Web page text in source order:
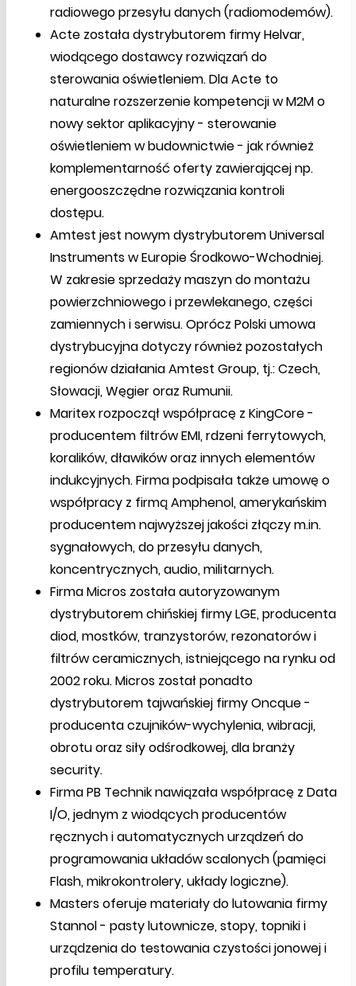
radiowego przesyłu danych (radiomodemów).
Acte została dystrybutorem firmy Helvar,
wiodącego dostawcy rozwiązań do
sterowania oświetleniem. Dla Acte to
naturalne rozszerzenie kompetencji w M2M o
nowy sektor aplikacyjny - sterowanie
oświetleniem w budownictwie - jak również
komplementarność oferty zawierającej np.
energooszczędne rozwiązania kontroli
dostępu.
Amtest jest nowym dystrybutorem Universal
Instruments w Europie Środkowo-Wchodniej.
W zakresie sprzedaży maszyn do montażu
powierzchniowego i przewlekanego, części
zamiennych i serwisu. Oprócz Polski umowa
dystrybucyjna dotyczy również pozostałych
regionów działania Amtest Group, tj.: Czech,
Słowacji, Węgier oraz Rumunii.
Maritex rozpoczął współpracę z KingCore -
producentem filtrów EMI, rdzeni ferrytowych,
koralików, dławików oraz innych elementów
indukcyjnych. Firma podpisała także umowę o
współpracy z firmą Amphenol, amerykańskim
producentem najwyższej jakości złączy m.in.
sygnałowych, do przesyłu danych,
koncentrycznych, audio, militarnych.
Firma Micros została autoryzowanym
dystrybutorem chińskiej firmy LGE, producenta
diod, mostków, tranzystorów, rezonatorów i
filtrów ceramicznych, istniejącego na rynku od
2002 roku. Micros został ponadto
dystrybutorem tajwańskiej firmy Oncque -
producenta czujników-wychylenia, wibracji,
obrotu oraz siły odśrodkowej, dla branży
security.
Firma PB Technik nawiązała współpracę z Data
I/O, jednym z wiodących producentów
ręcznych i automatycznych urządzeń do
programowania układów scalonych (pamięci
Flash, mikrokontrolery, układy logiczne).
Masters oferuje materiały do lutowania firmy
Stannol - pasty lutownicze, stopy, topniki i
urządzenia do testowania czystości jonowej i
profilu temperatury.